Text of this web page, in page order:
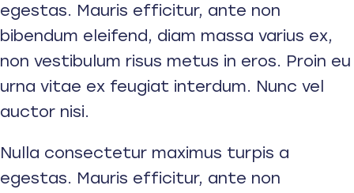
egestas. Mauris efficitur, ante non
bibendum eleifend, diam massa varius ex,
non vestibulum risus metus in eros. Proin eu
urna vitae ex feugiat interdum. Nunc vel
auctor nisi.
Nulla consectetur maximus turpis a
egestas. Mauris efficitur, ante non